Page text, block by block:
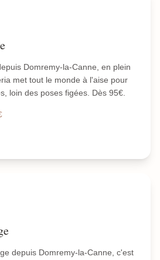
Domremy-la-Canne, en plein
met tout le monde à l'aise pour
loin des poses figées. Dès 95€.
depuis Domremy-la-Canne, c'est